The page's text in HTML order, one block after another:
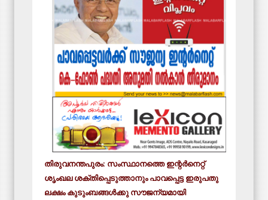
തിരുവനന്തപുരം: സംസ്ഥാനത്തെ ഇന്റർനെറ്റ്
ശൃംഖല ശക്തിപ്പെടുത്താനും പാവപ്പെട്ട ഇരുപതു
ലക്ഷം കുടുംബങ്ങൾക്കു സൗജന്യമായി